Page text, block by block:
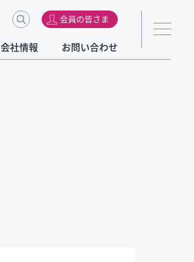
会員の皆さま
会社情報 お問い合わせ